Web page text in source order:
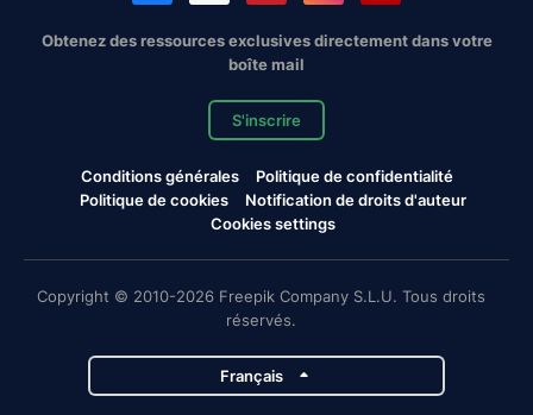
Obtenez des ressources exclusives directement dans votre
boîte mail
S'inscrire
Conditions générales
Politique de confidentialité
Politique de cookies
Notification de droits d'auteur
Cookies settings
Copyright © 2010-2026 Freepik Company S.L.U. Tous droits
réservés.
Français